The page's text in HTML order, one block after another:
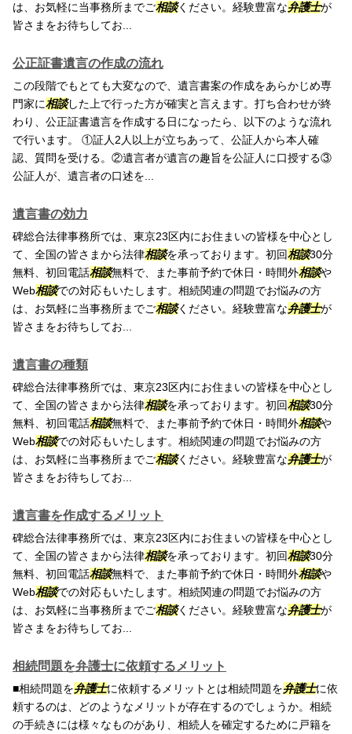
は、お気軽に当事務所までご相談ください。経験豊富な弁護士が
皆さまをお待ちしてお...
公正証書遺言の作成の流れ
この段階でもとても大変なので、遺言書案の作成をあらかじめ専
門家に相談した上で行った方が確実と言えます。打ち合わせが終
わり、公正証書遺言を作成する日になったら、以下のような流れ
で行います。 ①証人2人以上が立ちあって、公証人から本人確
認、質問を受ける。②遺言者が遺言の趣旨を公証人に口授する③
公証人が、遺言者の口述を...
遺言書の効力
碑総合法律事務所では、東京23区内にお住まいの皆様を中心とし
て、全国の皆さまから法律相談を承っております。初回相談30分
無料、初回電話相談無料で、また事前予約で休日・時間外相談や
Web相談での対応もいたします。相続関連の問題でお悩みの方
は、お気軽に当事務所までご相談ください。経験豊富な弁護士が
皆さまをお待ちしてお...
遺言書の種類
碑総合法律事務所では、東京23区内にお住まいの皆様を中心とし
て、全国の皆さまから法律相談を承っております。初回相談30分
無料、初回電話相談無料で、また事前予約で休日・時間外相談や
Web相談での対応もいたします。相続関連の問題でお悩みの方
は、お気軽に当事務所までご相談ください。経験豊富な弁護士が
皆さまをお待ちしてお...
遺言書を作成するメリット
碑総合法律事務所では、東京23区内にお住まいの皆様を中心とし
て、全国の皆さまから法律相談を承っております。初回相談30分
無料、初回電話相談無料で、また事前予約で休日・時間外相談や
Web相談での対応もいたします。相続関連の問題でお悩みの方
は、お気軽に当事務所までご相談ください。経験豊富な弁護士が
皆さまをお待ちしてお...
相続問題を弁護士に依頼するメリット
■相続問題を弁護士に依頼するメリットとは相続問題を弁護士に依
頼するのは、どのようなメリットが存在するのでしょうか。相続
の手続きには様々なものがあり、相続人を確定するために戸籍を